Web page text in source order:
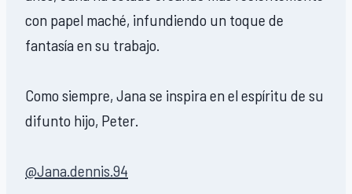
con papel maché, infundiendo un toque de
fantasía en su trabajo.
Como siempre, Jana se inspira en el espíritu de su
difunto hijo, Peter.
@Jana.dennis.94